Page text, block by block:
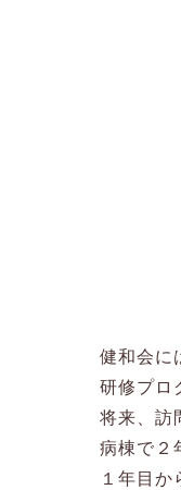
健和会に
研修プロ
将来、訪
病棟で２
１年目か